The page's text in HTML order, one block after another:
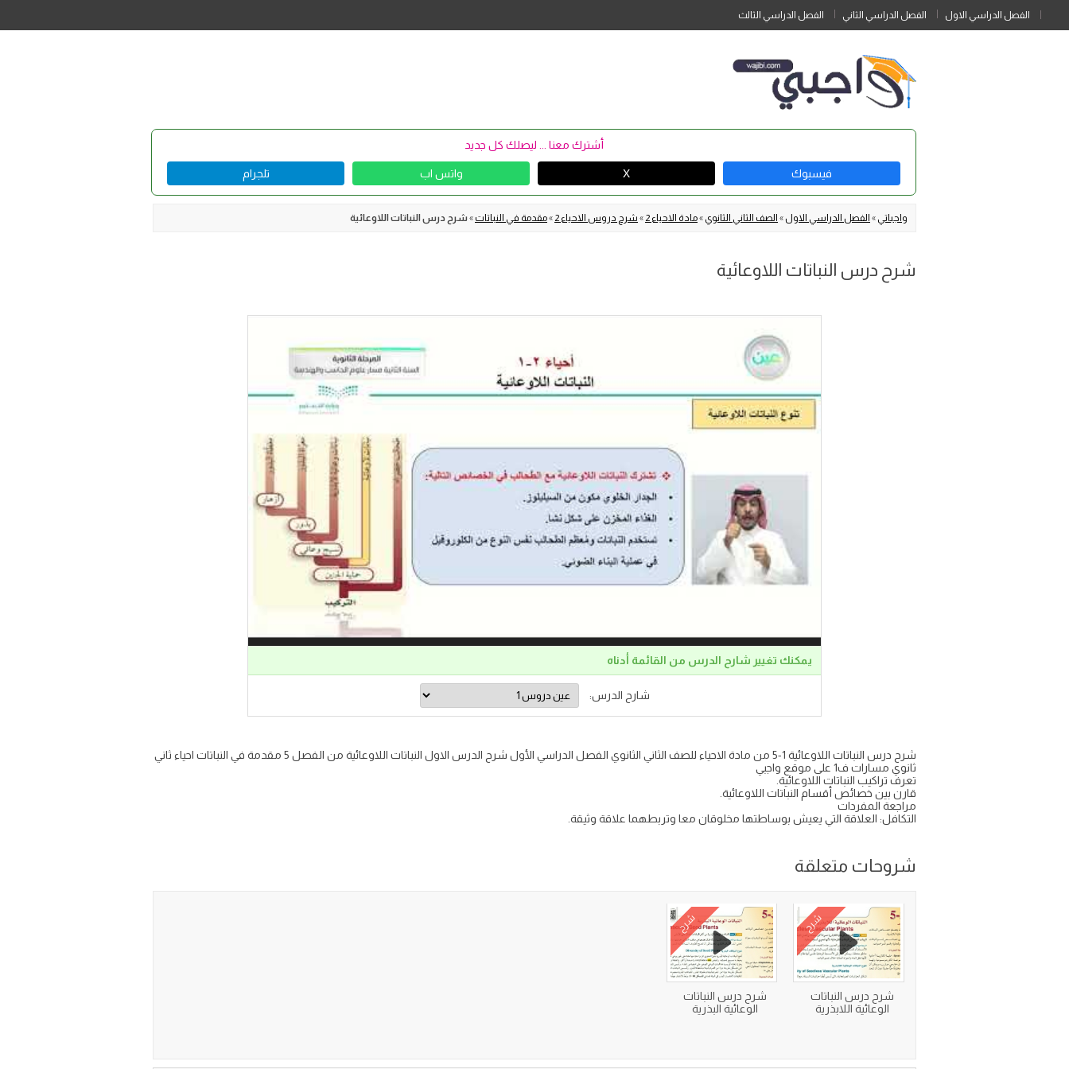
الفصل الدراسي الاول الفصل الدراسي الثاني الفصل الدراسي الثالث
أشترك معنا ... ليصلك كل جديد
فيسبوك X واتس اب تلجرام
واجباتي » الفصل الدراسي الاول» الصف الثاني الثانوي »مادة الاحياء 2 » شرح دروس الاحياء 2 »مقدمة في النباتات»شرح درس النباتات اللاوعائية
شرح درس النباتات اللاوعائية
يمكنك تغيير شارح الدرس من القائمة أدناه
شارح الدرس:
شرح درس النباتات اللاوعائية 1-5 من مادة الاحياء للصف الثاني الثانوي الفصل الدراسي الأول شرح الدرس الاول النباتات اللاوعائية من الفصل 5 مقدمة في النباتات احياء ثاني
ثانوي مسارات ف1 على موقع واجبي
تعرف تراكيب النباتات اللاوعائية.
قارن بين خصائص أقسام النباتات اللاوعائية.
مراجعة المفردات
التكافل: العلاقة التي يعيش بوساطتها مخلوقان معا وتربطهما علاقة وثيقة.
شروحات متعلقة
شرح
شرح درس النباتات
الوعائية اللابذرية
شرح
شرح درس النباتات
الوعائية البذرية